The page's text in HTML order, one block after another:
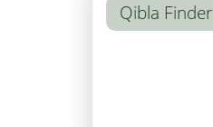
Qibla Finder